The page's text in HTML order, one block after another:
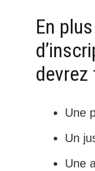
En
devrez
Une
Un
Une